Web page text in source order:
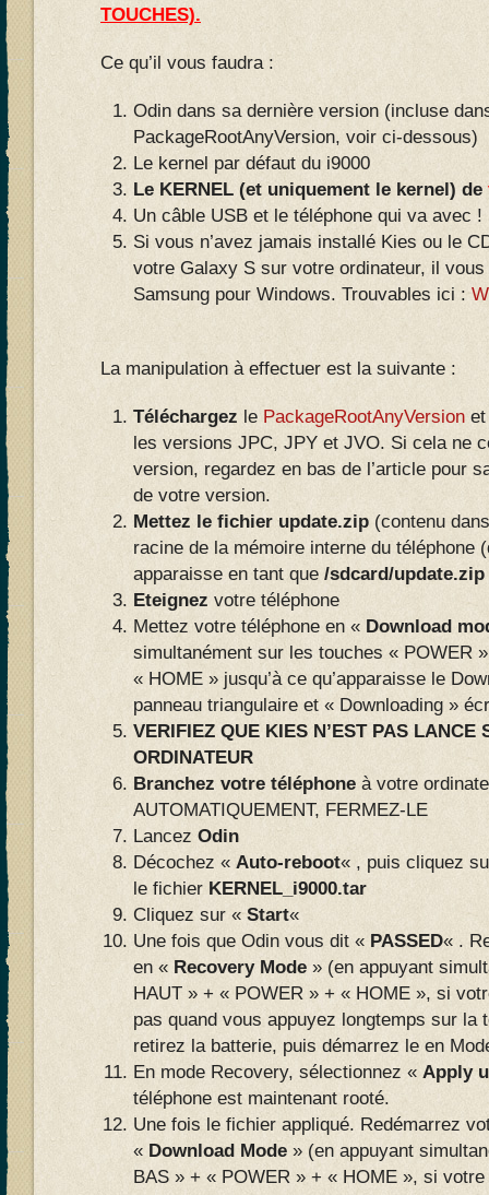
TOUCHES).
Ce qu’il vous faudra :
Odin dans sa dernière version (incluse
PackageRootAnyVersion, voir ci-dessous)
Le kernel par défaut du i9000
Le KERNEL (et uniquement le kernel) de
Un câble USB et le téléphone qui va avec !
Si vous n’avez jamais installé Kies ou le
votre Galaxy S sur votre ordinateur, il
Samsung pour Windows. Trouvables ici :
La manipulation à effectuer est la suivante :
Téléchargez le PackageRootAnyVersion
les versions JPC, JPY et JVO. Si cela ne
version, regardez en bas de l’article pour
de votre version.
Mettez le fichier update.zip (contenu
racine de la mémoire interne du téléphone
apparaisse en tant que /sdcard/update.zip
Eteignez votre téléphone
Mettez votre téléphone en « Download
simultanément sur les touches « POWER
« HOME » jusqu’à ce qu’apparaisse le
panneau triangulaire et « Downloading »
VERIFIEZ QUE KIES N’EST PAS LANCE
ORDINATEUR
Branchez votre téléphone à votre
AUTOMATIQUEMENT, FERMEZ-LE
Lancez Odin
Décochez « Auto-reboot« , puis cliquez
le fichier KERNEL_i9000.tar
Cliquez sur «Start«
Une fois que Odin vous dit « PASSED« .
en « Recovery Mode » (en appuyant
HAUT » + « POWER » + « HOME », si
pas quand vous appuyez longtemps sur la
retirez la batterie, puis démarrez le en
En mode Recovery, sélectionnez « Apply
téléphone est maintenant rooté.
Une fois le fichier appliqué. Redémarrez
« Download Mode » (en appuyant
BAS » + « POWER » + « HOME », si